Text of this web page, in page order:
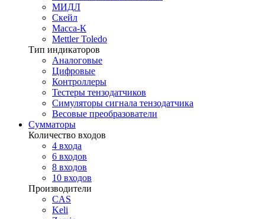
МИДЛ
Скейл
Масса-К
Mettler Toledo
Тип индикаторов
Аналоговые
Цифровые
Контроллеры
Тестеры тензодатчиков
Симуляторы сигнала тензодатчика
Весовые преобразователи
Сумматоры
Количество входов
4 входа
6 входов
8 входов
10 входов
Производители
CAS
Keli